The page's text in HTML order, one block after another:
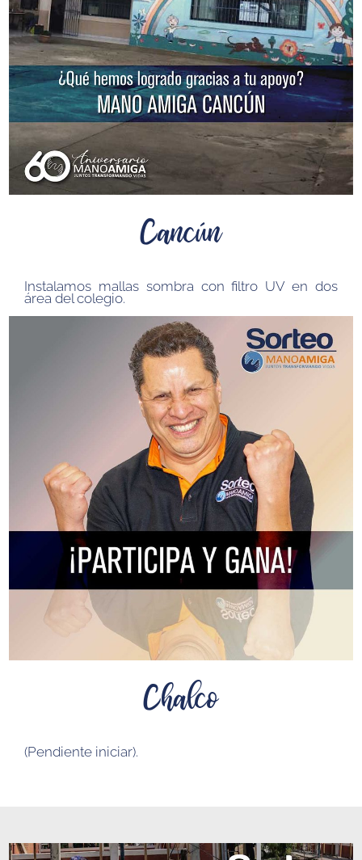
Cancún
Instalamos mallas sombra con filtro UV en dos
área del colegio.
Chalco
(Pendiente iniciar).